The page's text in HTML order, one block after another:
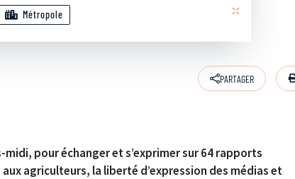
Métropole
PARTAGER
pour échanger et s’exprimer sur 64 rapports
agriculteurs, la liberté d’expression des médias et